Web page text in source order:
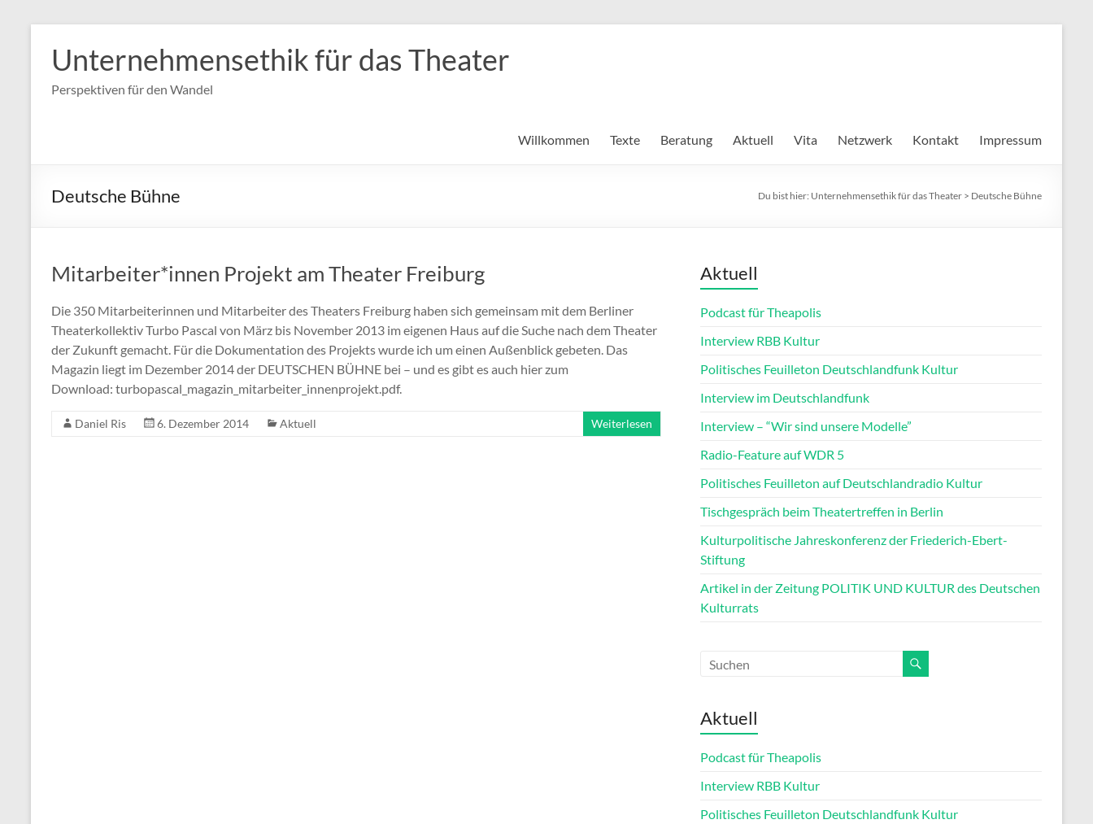
Inhalt
springen
Unternehmensethik für das Theater
Perspektiven für den Wandel
Willkommen Texte Beratung Aktuell Vita Netzwerk Kontakt Impressum
Deutsche Bühne Du bist hier: Unternehmensethik für das Theater > Deutsche Bühne
Mitarbeiter*innen Projekt am Theater Freiburg
Die 350 Mitarbeiterinnen und Mitarbeiter des Theaters Freiburg haben sich gemeinsam mit dem Berliner
Theaterkollektiv Turbo Pascal von März bis November 2013 im eigenen Haus auf die Suche nach dem Theater
der Zukunft gemacht. Für die Dokumentation des Projekts wurde ich um einen Außenblick gebeten. Das
Magazin liegt im Dezember 2014 der DEUTSCHEN BÜHNE bei – und es gibt es auch hier zum
Download: turbopascal_magazin_mitarbeiter_innenprojekt.pdf.
Daniel Ris 6. Dezember 2014 Aktuell Weiterlesen
Aktuell
Podcast für Theapolis
Interview RBB Kultur
Politisches Feuilleton Deutschlandfunk Kultur
Interview im Deutschlandfunk
Interview – “Wir sind unsere Modelle”
Radio-Feature auf WDR 5
Politisches Feuilleton auf Deutschlandradio Kultur
Tischgespräch beim Theatertreffen in Berlin
Kulturpolitische Jahreskonferenz der Friederich-Ebert-
Stiftung
Artikel in der Zeitung POLITIK UND KULTUR des Deutschen
Kulturrats
Aktuell
Podcast für Theapolis
Interview RBB Kultur
Politisches Feuilleton Deutschlandfunk Kultur